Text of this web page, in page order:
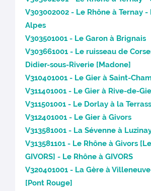
V303002002 - Le Rhône à Ternay -
Alpes
V303501001 - Le Garon à Brignais
V303661001 - Le ruisseau de
Didier-sous-Riverie [Madone]
V310401001 - Le Gier à Saint-
V311401001 - Le Gier à Rive-de-
V311501001 - Le Dorlay à la
V312401001 - Le Gier à Givors
V313581001 - La Sévenne à
V313581101 - Le Rhône à Givors
GIVORS] - Le Rhône à GIVORS
V320401001 - La Gère à
[Pont Rouge]